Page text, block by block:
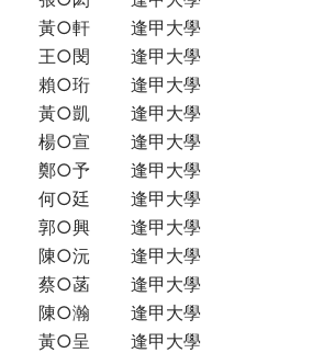
黃○軒 逢甲大學
王○閔 逢甲大學
賴○珩 逢甲大學
黃○凱 逢甲大學
楊○宣 逢甲大學
鄭○予 逢甲大學
何○廷 逢甲大學
郭○興 逢甲大學
陳○沅 逢甲大學
蔡○菡 逢甲大學
陳○瀚 逢甲大學
黃○呈 逢甲大學